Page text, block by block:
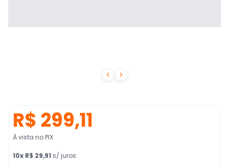
 
R$ 299,11
À vista no PIX
10x R$ 29,91 s/ juros